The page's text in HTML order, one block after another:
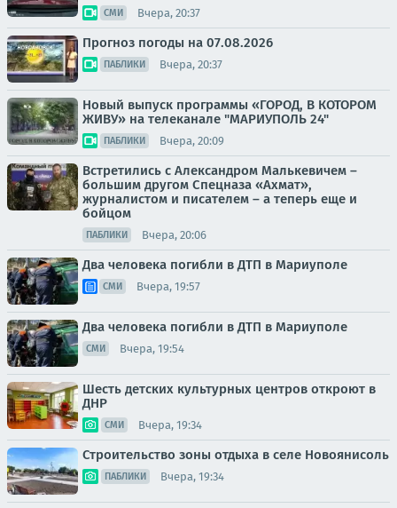
СМИ Вчера, 20:37
Прогноз погоды на 07.08.2026
ПАБЛИКИ Вчера, 20:37
Новый выпуск программы «ГОРОД, В КОТОРОМ
ЖИВУ» на телеканале "МАРИУПОЛЬ 24"
ПАБЛИКИ Вчера, 20:09
Встретились с Александром Малькевичем –
большим другом Спецназа «Ахмат»,
журналистом и писателем – а теперь еще и
бойцом
ПАБЛИКИ Вчера, 20:06
Два человека погибли в ДТП в Мариуполе
СМИ Вчера, 19:57
Два человека погибли в ДТП в Мариуполе
СМИ Вчера, 19:54
Шесть детских культурных центров откроют в
ДНР
СМИ Вчера, 19:34
Строительство зоны отдыха в селе Новоянисоль
ПАБЛИКИ Вчера, 19:34